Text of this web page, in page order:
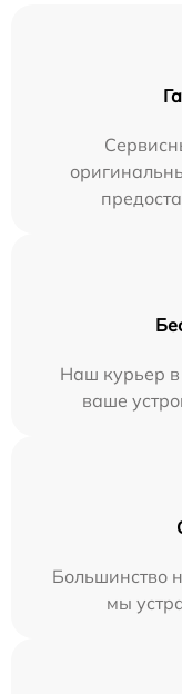
Наш курьер в
ваше
Большинство
мы